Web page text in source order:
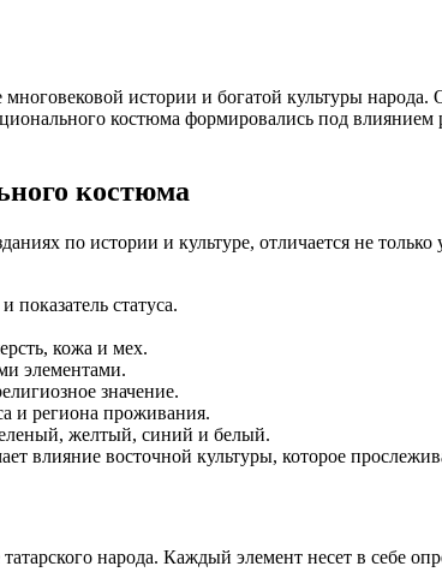
истории и богатой культуры
костюма формировались под
костюма
по истории и культуре, отличается не
статуса.
кожа и мех.
элементами.
значение.
и региона проживания.
желтый, синий и белый.
влияние восточной культуры, которое
народа. Каждый элемент несет в себе